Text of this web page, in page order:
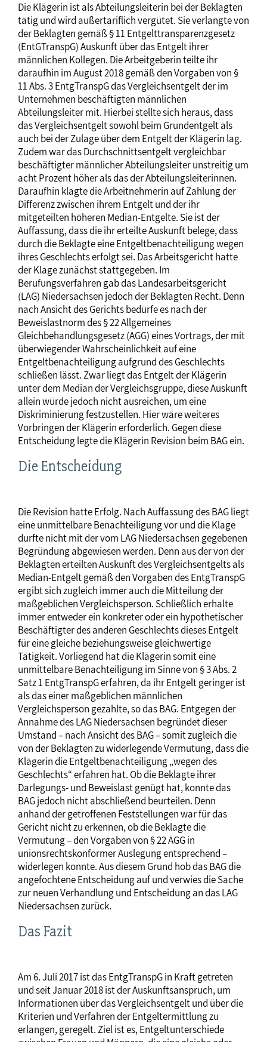
Die Klägerin ist als Abteilungsleiterin bei der Beklagten
tätig und wird außertariflich vergütet. Sie verlangte von
der Beklagten gemäß § 11 Entgelttransparenzgesetz
(EntGTranspG) Auskunft über das Entgelt ihrer
männlichen Kollegen. Die Arbeitgeberin teilte ihr
daraufhin im August 2018 gemäß den Vorgaben von §
11 Abs. 3 EntgTranspG das Vergleichsentgelt der im
Unternehmen beschäftigten männlichen
Abteilungsleiter mit. Hierbei stellte sich heraus, dass
das Vergleichsentgelt sowohl beim Grundentgelt als
auch bei der Zulage über dem Entgelt der Klägerin lag.
Zudem war das Durchschnittsentgelt vergleichbar
beschäftigter männlicher Abteilungsleiter unstreitig um
acht Prozent höher als das der Abteilungsleiterinnen.
Daraufhin klagte die Arbeitnehmerin auf Zahlung der
Differenz zwischen ihrem Entgelt und der ihr
mitgeteilten höheren Median-Entgelte. Sie ist der
Auffassung, dass die ihr erteilte Auskunft belege, dass
durch die Beklagte eine Entgeltbenachteiligung wegen
ihres Geschlechts erfolgt sei. Das Arbeitsgericht hatte
der Klage zunächst stattgegeben. Im
Berufungsverfahren gab das Landesarbeitsgericht
(LAG) Niedersachsen jedoch der Beklagten Recht. Denn
nach Ansicht des Gerichts bedürfe es nach der
Beweislastnorm des § 22 Allgemeines
Gleichbehandlungsgesetz (AGG) eines Vortrags, der mit
überwiegender Wahrscheinlichkeit auf eine
Entgeltbenachteiligung aufgrund des Geschlechts
schließen lässt. Zwar liegt das Entgelt der Klägerin
unter dem Median der Vergleichsgruppe, diese Auskunft
allein würde jedoch nicht ausreichen, um eine
Diskriminierung festzustellen. Hier wäre weiteres
Vorbringen der Klägerin erforderlich. Gegen diese
Entscheidung legte die Klägerin Revision beim BAG ein.
Die Entscheidung
Die Revision hatte Erfolg. Nach Auffassung des BAG liegt
eine unmittelbare Benachteiligung vor und die Klage
durfte nicht mit der vom LAG Niedersachsen gegebenen
Begründung abgewiesen werden. Denn aus der von der
Beklagten erteilten Auskunft des Vergleichsentgelts als
Median-Entgelt gemäß den Vorgaben des EntgTranspG
ergibt sich zugleich immer auch die Mitteilung der
maßgeblichen Vergleichsperson. Schließlich erhalte
immer entweder ein konkreter oder ein hypothetischer
Beschäftigter des anderen Geschlechts dieses Entgelt
für eine gleiche beziehungsweise gleichwertige
Tätigkeit. Vorliegend hat die Klägerin somit eine
unmittelbare Benachteiligung im Sinne von § 3 Abs. 2
Satz 1 EntgTranspG erfahren, da ihr Entgelt geringer ist
als das einer maßgeblichen männlichen
Vergleichsperson gezahlte, so das BAG. Entgegen der
Annahme des LAG Niedersachsen begründet dieser
Umstand – nach Ansicht des BAG – somit zugleich die
von der Beklagten zu widerlegende Vermutung, dass die
Klägerin die Entgeltbenachteiligung „wegen des
Geschlechts“ erfahren hat. Ob die Beklagte ihrer
Darlegungs- und Beweislast genügt hat, konnte das
BAG jedoch nicht abschließend beurteilen. Denn
anhand der getroffenen Feststellungen war für das
Gericht nicht zu erkennen, ob die Beklagte die
Vermutung – den Vorgaben von § 22 AGG in
unionsrechtskonformer Auslegung entsprechend –
widerlegen konnte. Aus diesem Grund hob das BAG die
angefochtene Entscheidung auf und verwies die Sache
zur neuen Verhandlung und Entscheidung an das LAG
Niedersachsen zurück.
Das Fazit
Am 6. Juli 2017 ist das EntgTranspG in Kraft getreten
und seit Januar 2018 ist der Auskunftsanspruch, um
Informationen über das Vergleichsentgelt und über die
Kriterien und Verfahren der Entgeltermittlung zu
erlangen, geregelt. Ziel ist es, Entgeltunterschiede